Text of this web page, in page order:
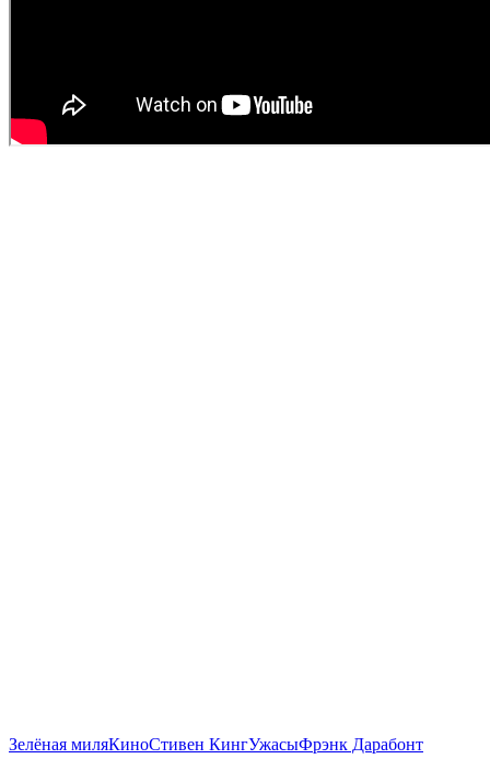
Зелёная миляКиноСтивен КингУжасыФрэнк Дарабонт